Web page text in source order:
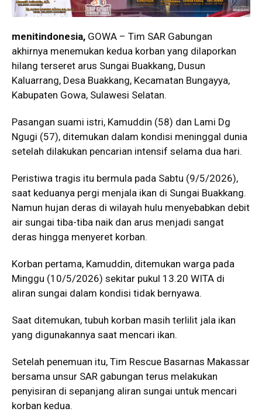
menitindonesia, GOWA – Tim SAR Gabungan
akhirnya menemukan kedua korban yang dilaporkan
hilang terseret arus Sungai Buakkang, Dusun
Kaluarrang, Desa Buakkang, Kecamatan Bungayya,
Kabupaten Gowa, Sulawesi Selatan.
Pasangan suami istri, Kamuddin (58) dan Lami Dg
Ngugi (57), ditemukan dalam kondisi meninggal dunia
setelah dilakukan pencarian intensif selama dua hari.
Peristiwa tragis itu bermula pada Sabtu (9/5/2026),
saat keduanya pergi menjala ikan di Sungai Buakkang.
Namun hujan deras di wilayah hulu menyebabkan debit
air sungai tiba-tiba naik dan arus menjadi sangat
deras hingga menyeret korban.
Korban pertama, Kamuddin, ditemukan warga pada
Minggu (10/5/2026) sekitar pukul 13.20 WITA di
aliran sungai dalam kondisi tidak bernyawa.
Saat ditemukan, tubuh korban masih terlilit jala ikan
yang digunakannya saat mencari ikan.
Setelah penemuan itu, Tim Rescue Basarnas Makassar
bersama unsur SAR gabungan terus melakukan
penyisiran di sepanjang aliran sungai untuk mencari
korban kedua.